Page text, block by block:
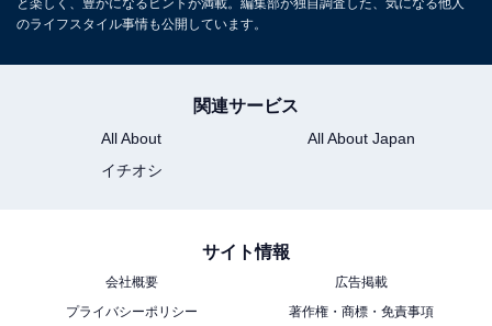
と楽しく、豊かになるヒントが満載。編集部が独自調査した、気になる他人
のライフスタイル事情も公開しています。
関連サービス
All About
All About Japan
イチオシ
サイト情報
会社概要
広告掲載
プライバシーポリシー
著作権・商標・免責事項